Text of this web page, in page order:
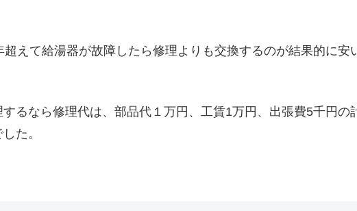
超えて給湯器が故障したら修理よりも交換するのが結果的に安
るなら修理代は、部品代１万円、工賃1万円、出張費5千円の
た。